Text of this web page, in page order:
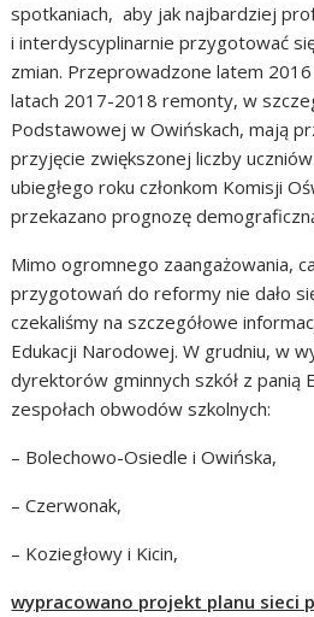
spotkaniach, aby jak najbardziej
i interdyscyplinarnie przygotować
zmian. Przeprowadzone latem
latach 2017-2018 remonty, w
Podstawowej w Owińskach, mają
przyjęcie zwiększonej liczby
ubiegłego roku członkom Komisji
przekazano prognozę
Mimo ogromnego zaangażowania,
przygotowań do reformy nie dało
czekaliśmy na szczegółowe
Edukacji Narodowej. W grudniu, w
dyrektorów gminnych szkół z panią
zespołach obwodów szkolnych:
– Bolechowo-Osiedle i Owińska,
– Czerwonak,
– Koziegłowy i Kicin,
wypracowano projekt planu sieci